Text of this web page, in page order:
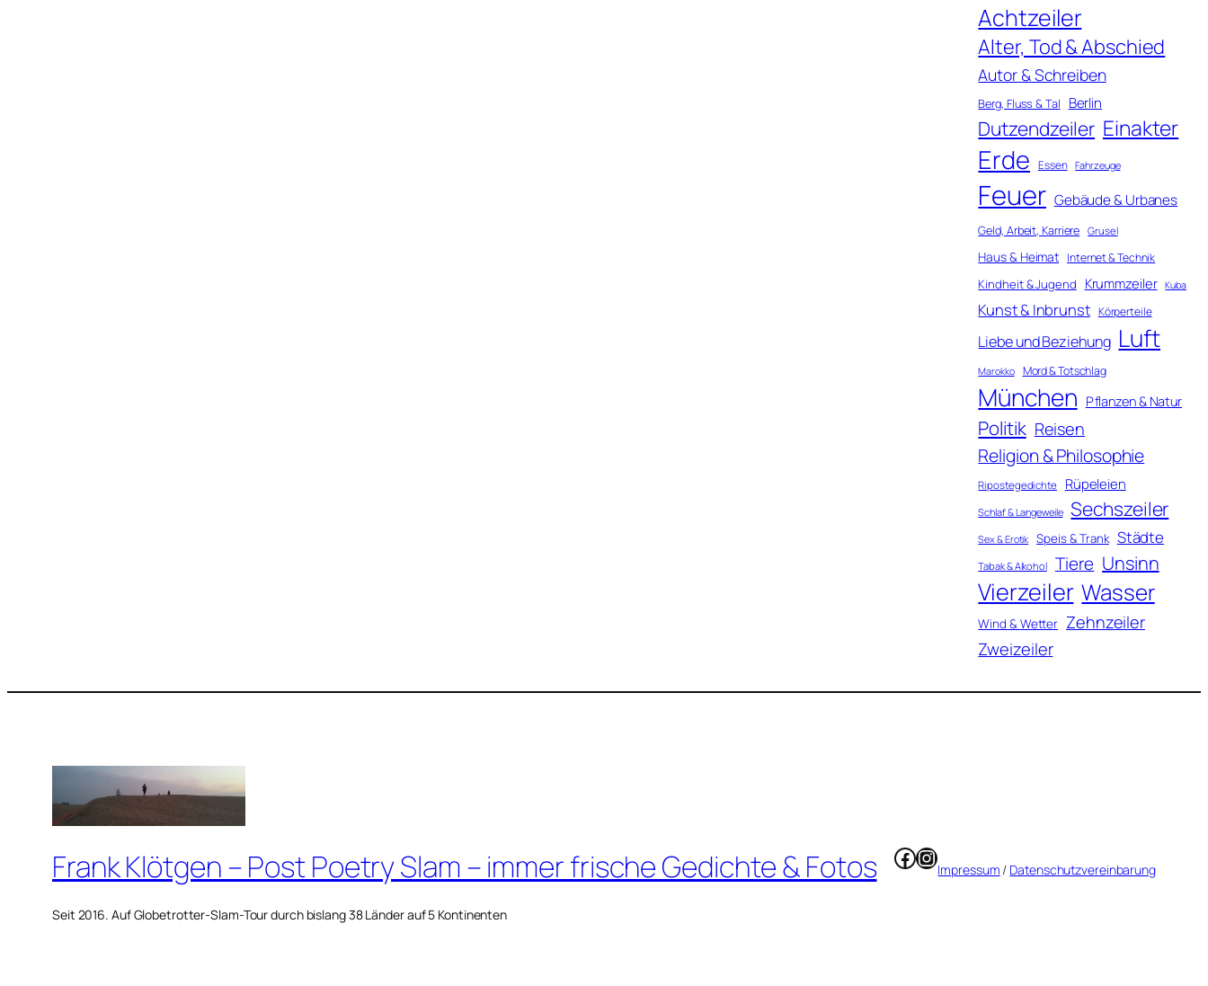
Achtzeiler
Alter, Tod & Abschied
Autor & Schreiben
Berg, Fluss & Tal Berlin
Dutzendzeiler Einakter
Erde Essen Fahrzeuge
Feuer Gebäude & Urbanes
Geld, Arbeit, Karriere Grusel
Haus & Heimat Internet & Technik
Kindheit & Jugend Krummzeiler Kuba
Kunst & Inbrunst Körperteile
Liebe und Beziehung Luft
Marokko Mord & Totschlag
München Pflanzen & Natur
Politik Reisen
Religion & Philosophie
Ripostegedichte Rüpeleien
Schlaf & Langeweile Sechszeiler
Sex & Erotik Speis & Trank Städte
Tabak & Alkohol Tiere Unsinn
Vierzeiler Wasser
Wind & Wetter Zehnzeiler
Zweizeiler
Frank Klötgen – Post Poetry Slam – immer frische Gedichte & Fotos
Seit 2016. Auf Globetrotter-Slam-Tour durch bislang 38 Länder auf 5 Kontinenten
Facebook
Instagram
Impressum / Datenschutzvereinbarung